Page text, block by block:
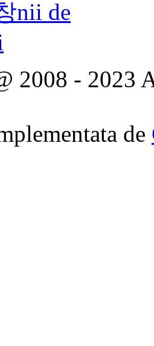
2008 - 2023
de